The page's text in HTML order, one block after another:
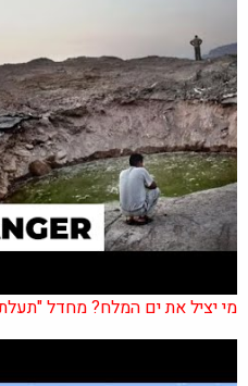
מי יציל את ים המלח? מחדל